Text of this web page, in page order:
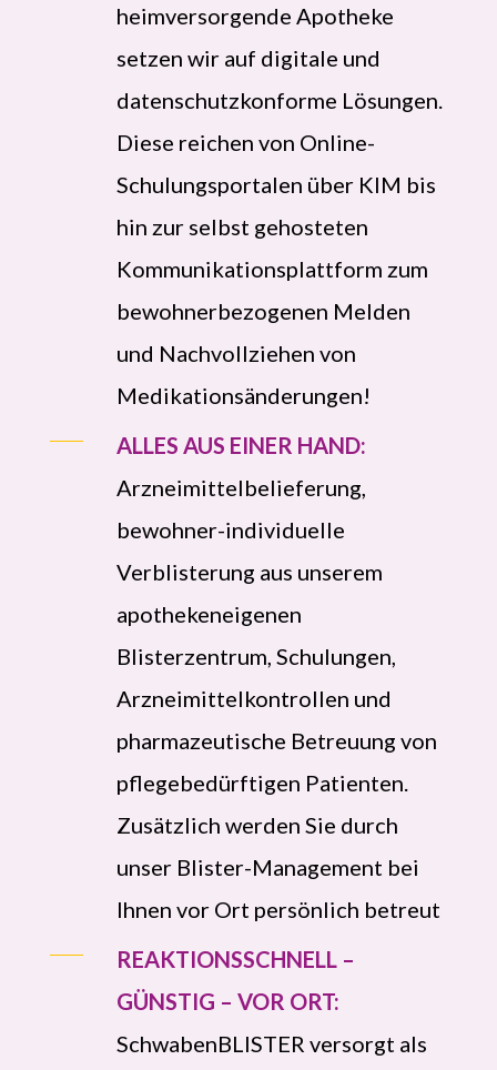
heimversorgende Apotheke
setzen wir auf digitale und
datenschutzkonforme Lösungen.
Diese reichen von Online-
Schulungsportalen über KIM bis
hin zur selbst gehosteten
Kommunikationsplattform zum
bewohnerbezogenen Melden
und Nachvollziehen von
Medikationsänderungen!
ALLES AUS EINER HAND:
Arzneimittelbelieferung,
bewohner-individuelle
Verblisterung aus unserem
apothekeneigenen
Blisterzentrum, Schulungen,
Arzneimittelkontrollen und
pharmazeutische Betreuung von
pflegebedürftigen Patienten.
Zusätzlich werden Sie durch
unser Blister-Management bei
Ihnen vor Ort persönlich betreut
REAKTIONSSCHNELL –
GÜNSTIG – VOR ORT:
SchwabenBLISTER versorgt als